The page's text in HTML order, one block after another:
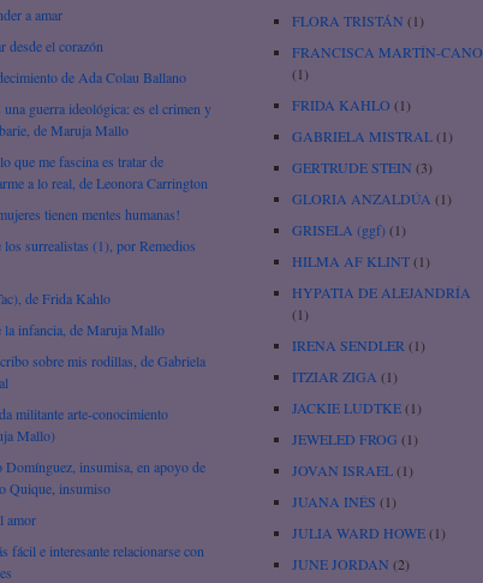
a amar
desde el corazón
de Ada Colau Ballano
una guerra ideológica: es el crimen y
de Maruja Mallo
que me fascina es tratar de
a lo real, de Leonora Carrington
tienen mentes humanas!
los surrealistas (1), por Remedios
de Frida Kahlo
la infancia, de Maruja Mallo
sobre mis rodillas, de Gabriela
militante arte-conocimiento
Mallo)
Domínguez, insumisa, en apoyo de
Quique, insumiso
amor
fácil e interesante relacionarse con
FLORA TRISTÁN (1)
FRANCISCA MARTÍN-CANO
(1)
FRIDA KAHLO (1)
GABRIELA MISTRAL(1)
GERTRUDE STEIN (3)
GLORIA ANZALDÚA (1)
GRISELA (ggf)(1)
HILMA AF KLINT(1)
HYPATIA DE ALEJANDRÍA
(1)
IRENA SENDLER (1)
ITZIAR ZIGA (1)
JACKIE LUDTKE(1)
JEWELED FROG (1)
JOVAN ISRAEL(1)
JUANA INÉS (1)
JULIA WARD HOWE(1)
JUNE JORDAN (2)